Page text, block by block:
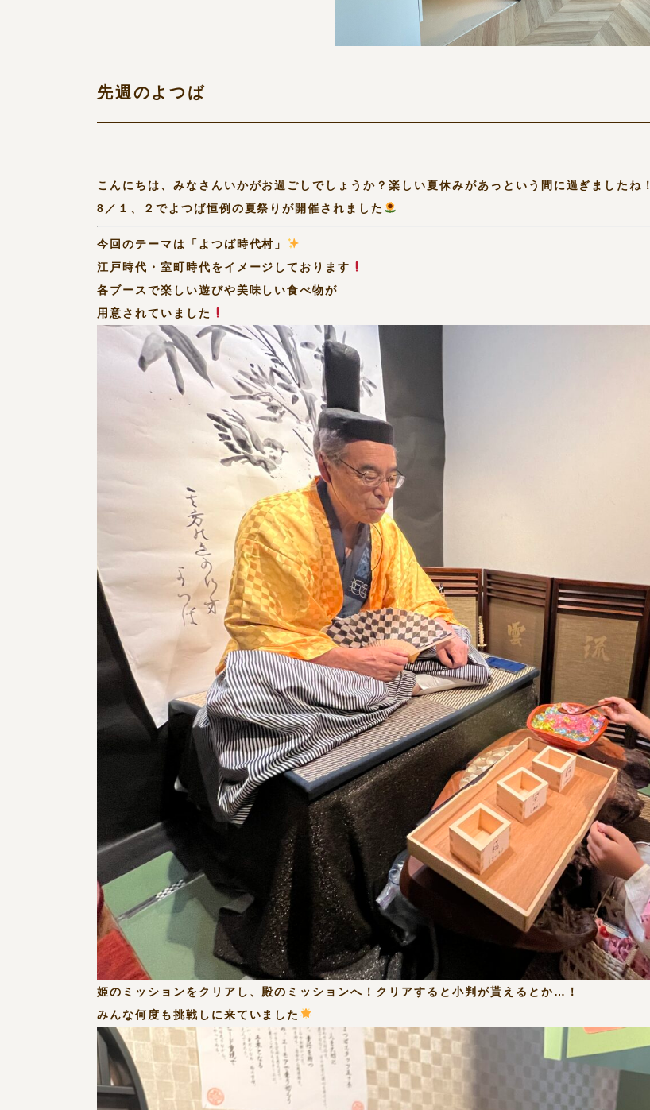
先週のよつば
こんにちは、みなさんいかがお過ごしでしょうか？楽しい夏休みがあっという間に過ぎましたね！
8／１、２でよつば恒例の夏祭りが開催されました
今回のテーマは「よつば時代村」
江戸時代・室町時代をイメージしております
各ブースで楽しい遊びや美味しい食べ物が
用意されていました
姫のミッションをクリアし、殿のミッションへ！クリアすると小判が貰えるとか…！
みんな何度も挑戦しに来ていました